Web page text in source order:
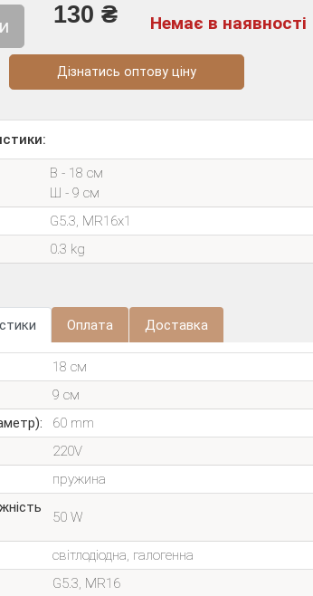
130 ₴ Немає в наявності
Дізнатись оптову ціну
В - 18 см
Ш - 9 см
G5.3, MR16х1
0.3 kg
Оплата Доставка
18 см
9 см
60 mm
220V
пружина
50 W
світлодіодна, галогенна
G5.3, MR16